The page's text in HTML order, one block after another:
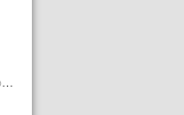
8 лучших боев в фильмах по Mortal Kombat: от «Смертельной битвы» до «Мортал Комбат 2» | Plugged In Ru